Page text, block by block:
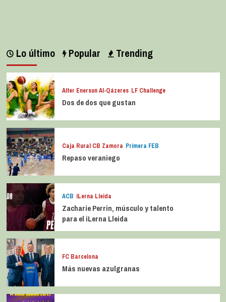
Lo último Popular Trending
Alter Enersun Al-Qázeres LF Challenge
Dos de dos que gustan
Caja Rural CB Zamora Primera FEB
Repaso veraniego
ACB iLerna Lleida
Zacharie Perrin, músculo y talento
para el iLerna Lleida
FC Barcelona
Más nuevas azulgranas